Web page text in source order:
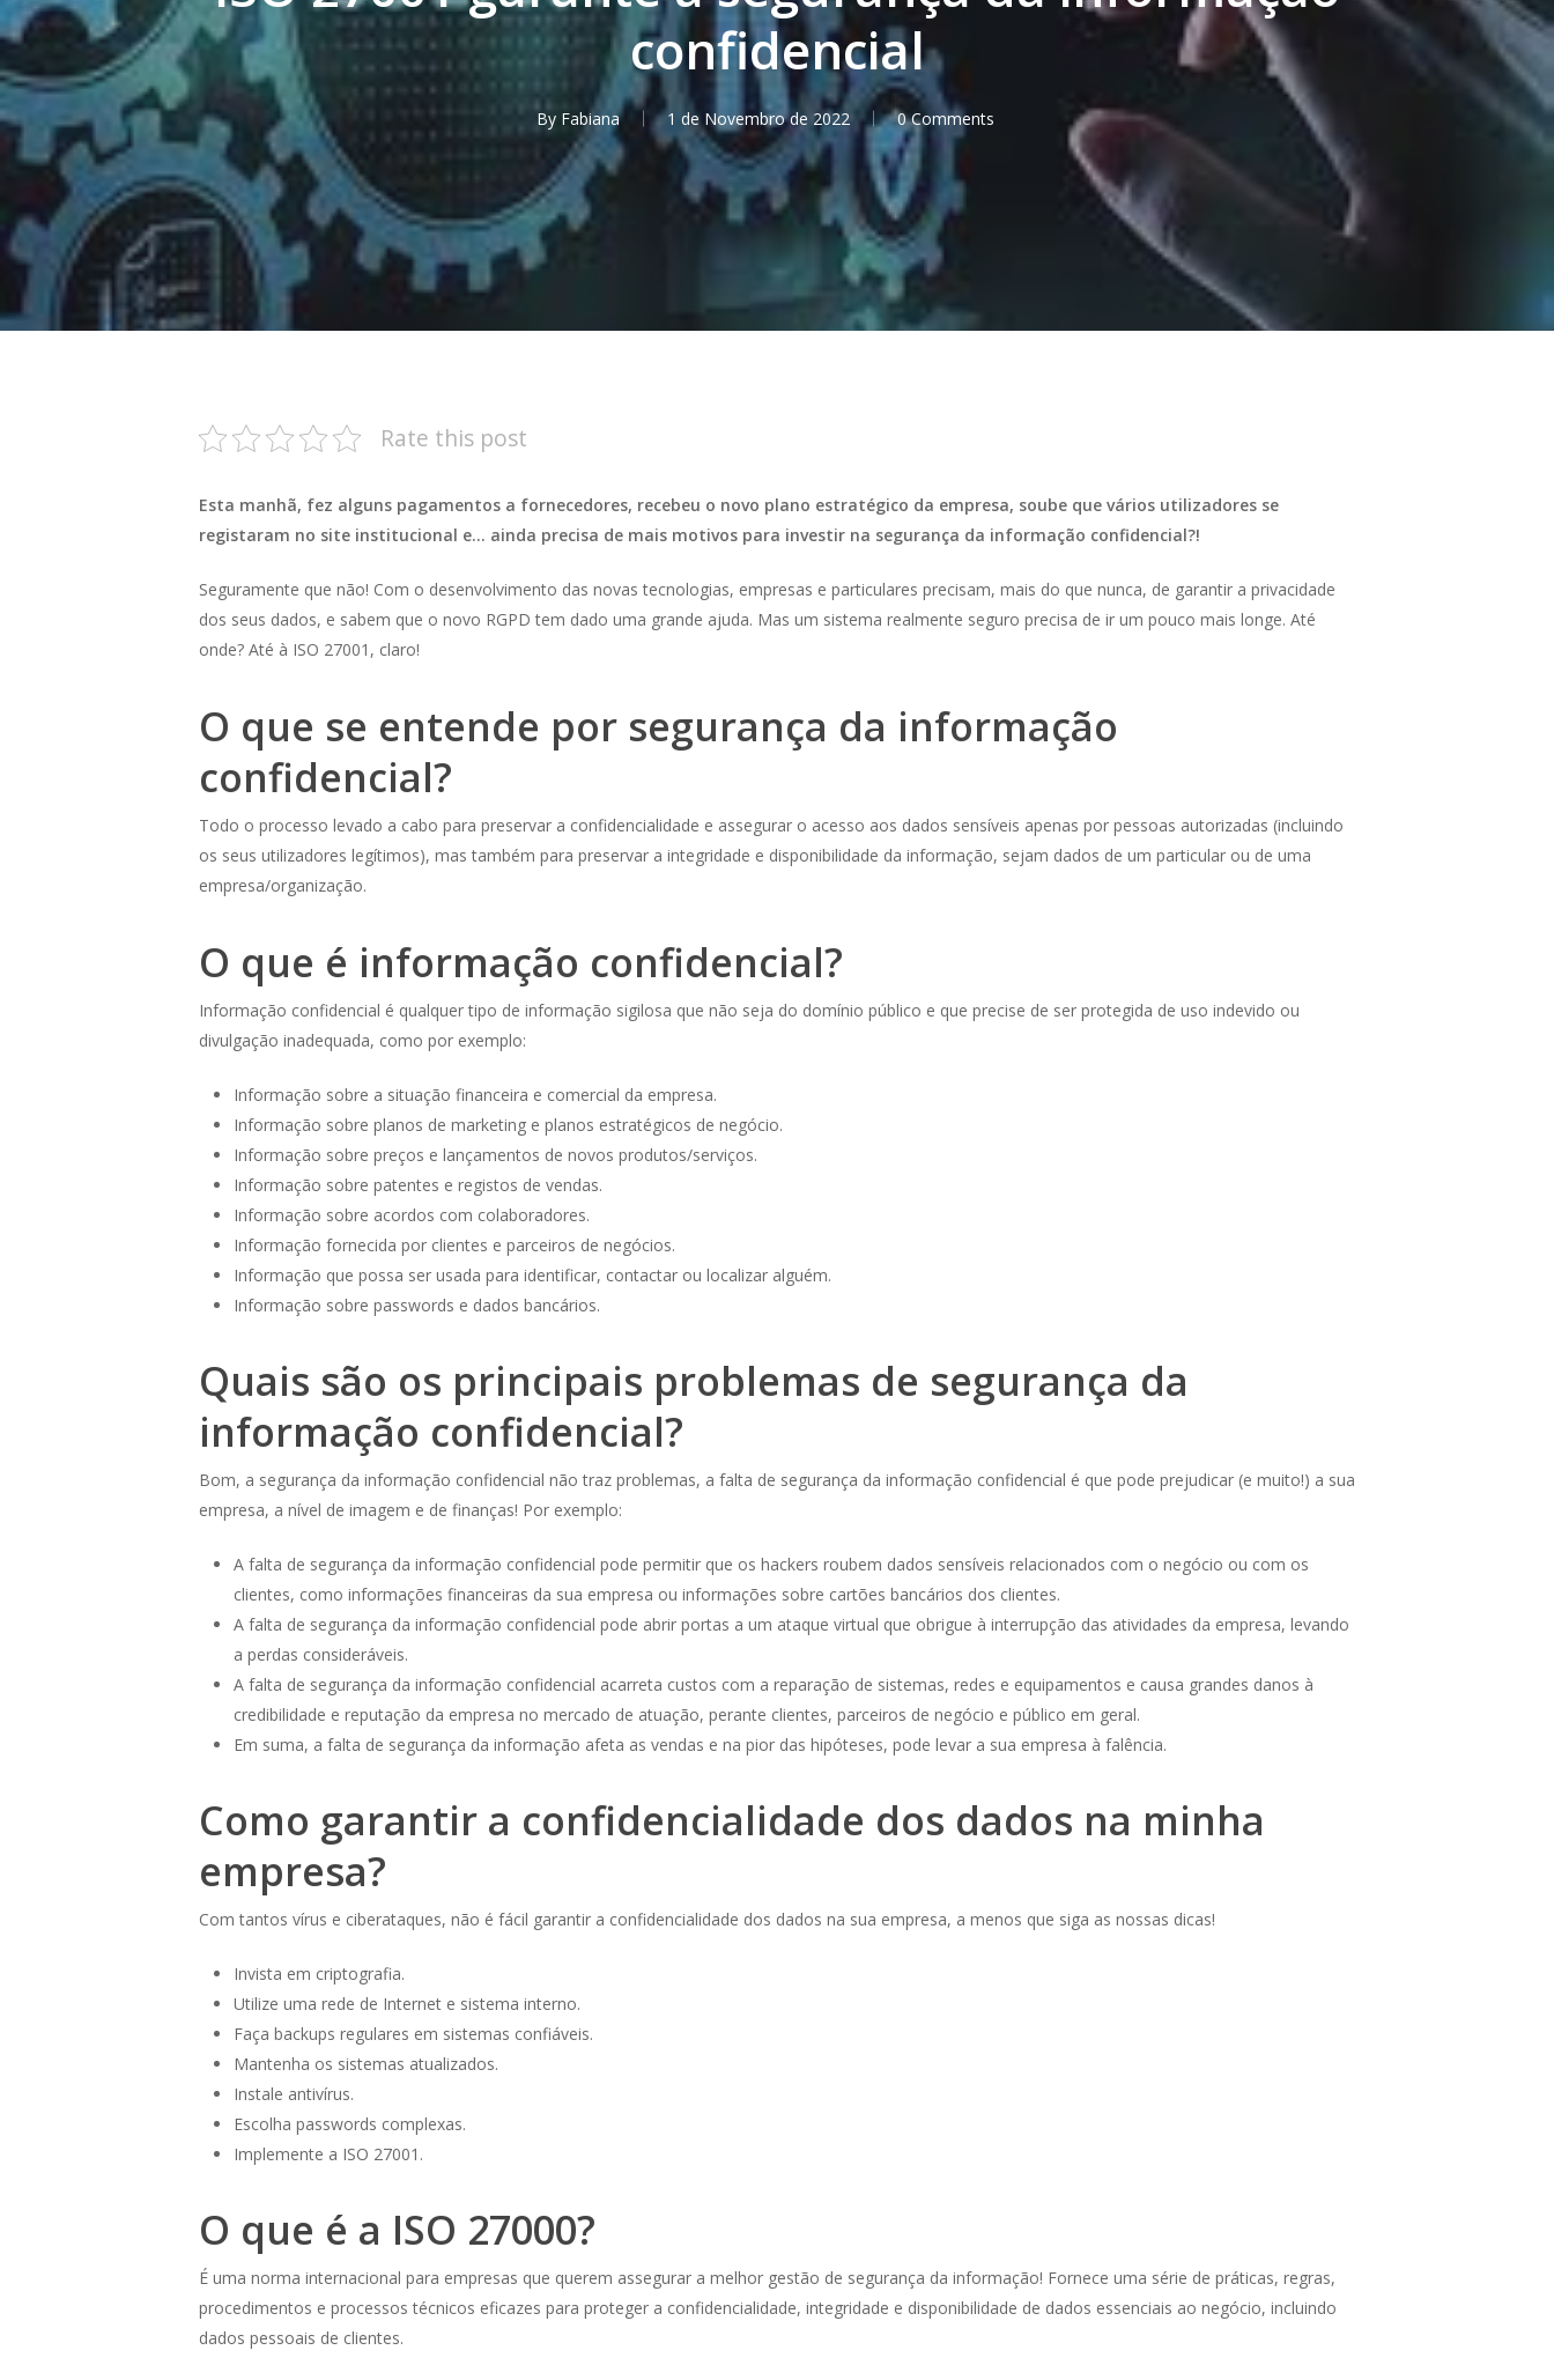
confidencial
By Fabiana 1 de Novembro de 2022 0 Comments
Rate this post
Esta manhã, fez alguns pagamentos a fornecedores, recebeu o novo plano estratégico da empresa, soube que vários utilizadores se
registaram no site institucional e… ainda precisa de mais motivos para investir na segurança da informação confidencial?!
Seguramente que não! Com o desenvolvimento das novas tecnologias, empresas e particulares precisam, mais do que nunca, de garantir a privacidade
dos seus dados, e sabem que o novo RGPD tem dado uma grande ajuda. Mas um sistema realmente seguro precisa de ir um pouco mais longe. Até
onde? Até à ISO 27001, claro!
O que se entende por segurança da informação
confidencial?
Todo o processo levado a cabo para preservar a confidencialidade e assegurar o acesso aos dados sensíveis apenas por pessoas autorizadas (incluindo
os seus utilizadores legítimos), mas também para preservar a integridade e disponibilidade da informação, sejam dados de um particular ou de uma
empresa/organização.
O que é informação confidencial?
Informação confidencial é qualquer tipo de informação sigilosa que não seja do domínio público e que precise de ser protegida de uso indevido ou
divulgação inadequada, como por exemplo:
Informação sobre a situação financeira e comercial da empresa.
Informação sobre planos de marketing e planos estratégicos de negócio.
Informação sobre preços e lançamentos de novos produtos/serviços.
Informação sobre patentes e registos de vendas.
Informação sobre acordos com colaboradores.
Informação fornecida por clientes e parceiros de negócios.
Informação que possa ser usada para identificar, contactar ou localizar alguém.
Informação sobre passwords e dados bancários.
Quais são os principais problemas de segurança da
informação confidencial?
Bom, a segurança da informação confidencial não traz problemas, a falta de segurança da informação confidencial é que pode prejudicar (e muito!) a sua
empresa, a nível de imagem e de finanças! Por exemplo:
A falta de segurança da informação confidencial pode permitir que os hackers roubem dados sensíveis relacionados com o negócio ou com os
clientes, como informações financeiras da sua empresa ou informações sobre cartões bancários dos clientes.
A falta de segurança da informação confidencial pode abrir portas a um ataque virtual que obrigue à interrupção das atividades da empresa, levando
a perdas consideráveis.
A falta de segurança da informação confidencial acarreta custos com a reparação de sistemas, redes e equipamentos e causa grandes danos à
credibilidade e reputação da empresa no mercado de atuação, perante clientes, parceiros de negócio e público em geral.
Em suma, a falta de segurança da informação afeta as vendas e na pior das hipóteses, pode levar a sua empresa à falência.
Como garantir a confidencialidade dos dados na minha
empresa?
Com tantos vírus e ciberataques, não é fácil garantir a confidencialidade dos dados na sua empresa, a menos que siga as nossas dicas!
Invista em criptografia.
Utilize uma rede de Internet e sistema interno.
Faça backups regulares em sistemas confiáveis.
Mantenha os sistemas atualizados.
Instale antivírus.
Escolha passwords complexas.
Implemente a ISO 27001.
O que é a ISO 27000?
É uma norma internacional para empresas que querem assegurar a melhor gestão de segurança da informação! Fornece uma série de práticas, regras,
procedimentos e processos técnicos eficazes para proteger a confidencialidade, integridade e disponibilidade de dados essenciais ao negócio, incluindo
dados pessoais de clientes.